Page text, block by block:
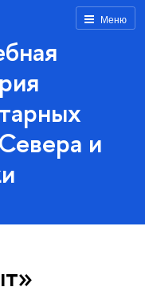
Меню
и